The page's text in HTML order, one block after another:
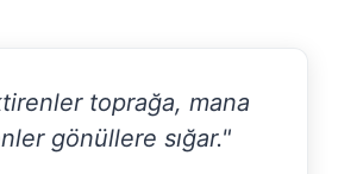
toprağa, mana
gönüllere sığar."